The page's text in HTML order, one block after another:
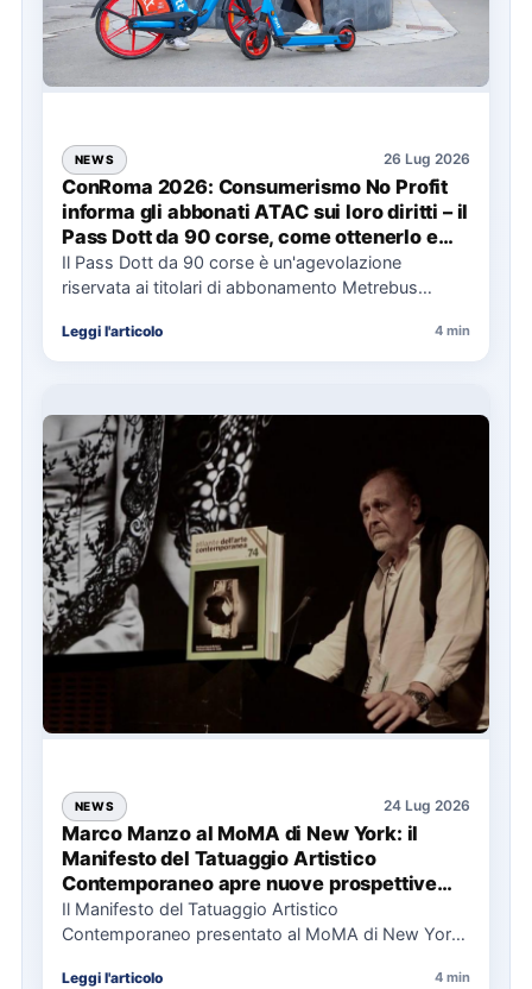
NEWS 26 Lug 2026
ConRoma 2026: Consumerismo No Profit
informa gli abbonati ATAC sui loro diritti – il
Pass Dott da 90 corse, come ottenerlo e
cosa spetta in caso di disservizi
Il Pass Dott da 90 corse è un'agevolazione
riservata ai titolari di abbonamento Metrebus
Leggi l'articolo 4 min
NEWS 24 Lug 2026
Marco Manzo al MoMA di New York: il
Manifesto del Tatuaggio Artistico
Contemporaneo apre nuove prospettive
per il collezionismo
Il Manifesto del Tatuaggio Artistico
Contemporaneo presentato al MoMA di New York
Leggi l'articolo 4 min